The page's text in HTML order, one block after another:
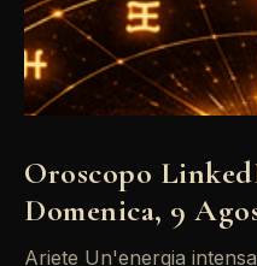
Oroscopo
Domenica, 9
Ariete Un'energia intensa permea la tua giornata